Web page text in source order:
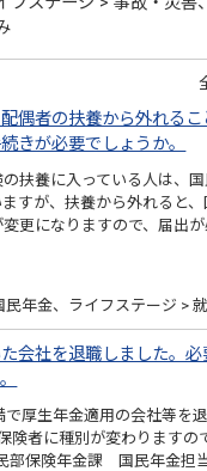
配偶者の扶養から外れる
きが必要でしょうか。
扶養に入っている人は、
すが、扶養から外れると
更になりますので、届出
民年金、ライフステージ >
た会社を退職しました。
で厚生年金適用の会社等を
険者に種別が変わりますの
部保険年金課 国民年金担